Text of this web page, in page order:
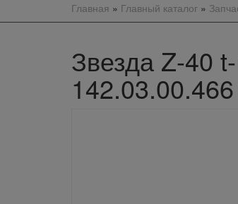
Главная » Главный каталог»
Звезда Z-40
142.03.00.466